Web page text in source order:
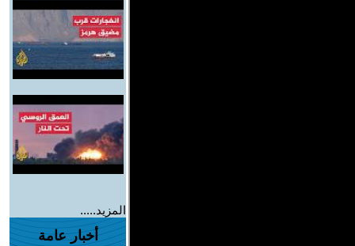
المزيد.....
أخبار عامة